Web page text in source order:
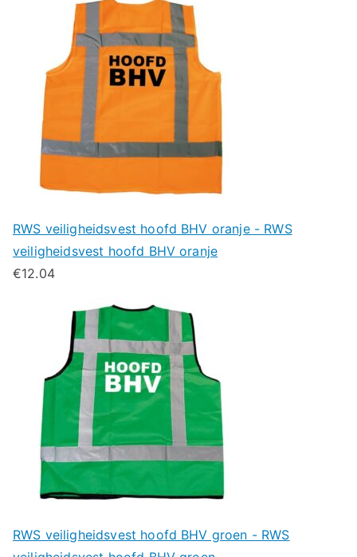
RWS veiligheidsvest hoofd BHV oranje - RWS
veiligheidsvest hoofd BHV oranje
€12.04
RWS veiligheidsvest hoofd BHV groen - RWS